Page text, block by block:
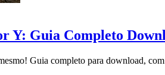
Y: Guia Completo
Guia completo para download,